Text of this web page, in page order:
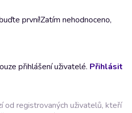
první!Zatím nehodnoceno,
přihlášení uživatelé. Přihlásit
od registrovaných uživatelů, kteří